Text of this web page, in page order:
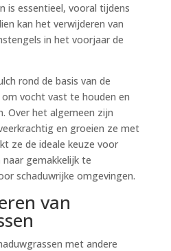
is essentieel, vooral tijdens
kan het verwijderen van
in het voorjaar de
rond de basis van de
vocht vast te houden en
Over het algemeen zijn
en groeien ze met
ze de ideale keuze voor
gemakkelijk te
schaduwrijke omgevingen.
van
met andere